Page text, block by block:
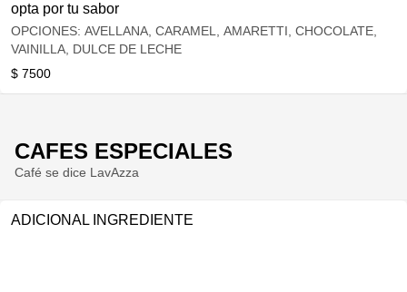
opta por tu sabor
OPCIONES: AVELLANA, CARAMEL, AMARETTI, CHOCOLATE,
VAINILLA, DULCE DE LECHE
$ 7500
CAFES ESPECIALES
Café se dice LavAzza
ADICIONAL INGREDIENTE